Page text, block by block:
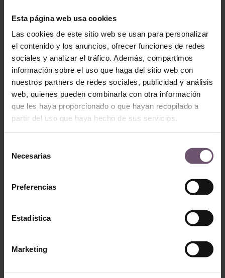
Esta página web usa cookies
Las cookies de este sitio web se usan para personalizar
el contenido y los anuncios, ofrecer funciones de redes
sociales y analizar el tráfico. Además, compartimos
información sobre el uso que haga del sitio web con
nuestros partners de redes sociales, publicidad y análisis
web, quienes pueden combinarla con otra información
que les haya proporcionado o que hayan recopilado a
partir del uso que haya hecho de sus servicios.
Necesarias
Preferencias
Estadística
Marketing
Baldosas hidráulicas
Mod. MC44
LEER MÁS
Baldosas hidráulicas en
stock
Mod. MC23
LEER MÁS
Baldosas hidráulicas en